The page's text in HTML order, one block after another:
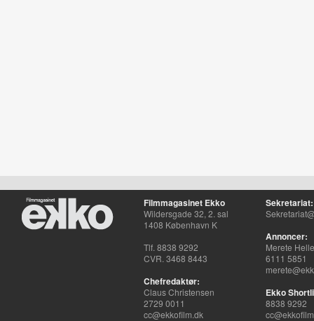
Filmmagasinet Ekko
Wildersgade 32, 2. sal
1408 København K
Tlf. 8838 9292
CVR. 3468 8443
Chefredaktør:
Claus Christensen
2729 0011
cc@ekkofilm.dk
Sekretariat:
Annoncer:
Merete
6111 5851
Ekko
8838 9292